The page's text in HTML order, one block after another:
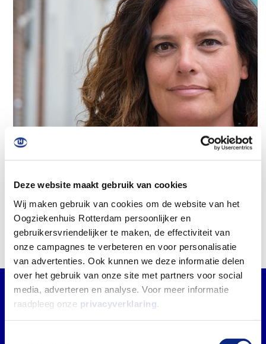
Deze website maakt gebruik van cookies
Wij maken gebruik van cookies om de website van het
Oogziekenhuis Rotterdam persoonlijker en
gebruikersvriendelijker te maken, de effectiviteit van
onze campagnes te verbeteren en voor personalisatie
van advertenties. Ook kunnen we deze informatie delen
over het gebruik van onze site met partners voor social
media, adverteren en analyse. Voor meer informatie
raadpleeg onze privacyverklaring
Deel deze pagina met anderen